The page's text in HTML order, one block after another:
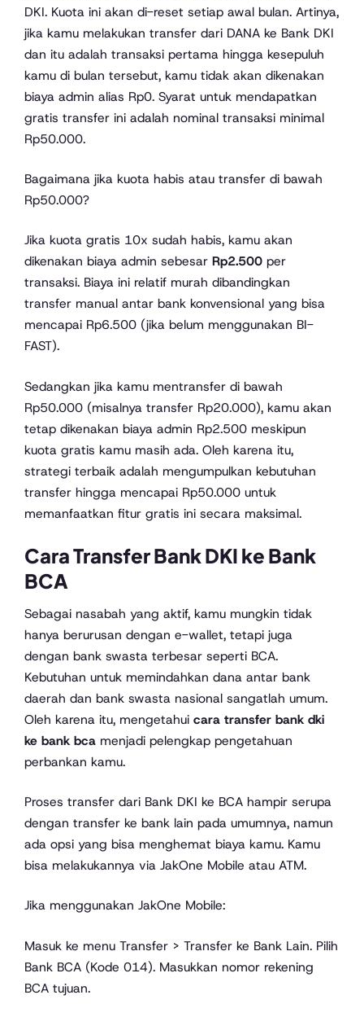
DKI. Kuota ini akan di-reset setiap awal bulan. Artinya,
jika kamu melakukan transfer dari DANA ke Bank DKI
dan itu adalah transaksi pertama hingga kesepuluh
kamu di bulan tersebut, kamu tidak akan dikenakan
biaya admin alias Rp0. Syarat untuk mendapatkan
gratis transfer ini adalah nominal transaksi minimal
Rp50.000.
Bagaimana jika kuota habis atau transfer di bawah
Rp50.000?
Jika kuota gratis 10x sudah habis, kamu akan
dikenakan biaya admin sebesar Rp2.500 per
transaksi. Biaya ini relatif murah dibandingkan
transfer manual antar bank konvensional yang bisa
mencapai Rp6.500 (jika belum menggunakan BI-
FAST).
Sedangkan jika kamu mentransfer di bawah
Rp50.000 (misalnya transfer Rp20.000), kamu akan
tetap dikenakan biaya admin Rp2.500 meskipun
kuota gratis kamu masih ada. Oleh karena itu,
strategi terbaik adalah mengumpulkan kebutuhan
transfer hingga mencapai Rp50.000 untuk
memanfaatkan fitur gratis ini secara maksimal.
Cara Transfer Bank DKI ke Bank
BCA
Sebagai nasabah yang aktif, kamu mungkin tidak
hanya berurusan dengan e-wallet, tetapi juga
dengan bank swasta terbesar seperti BCA.
Kebutuhan untuk memindahkan dana antar bank
daerah dan bank swasta nasional sangatlah umum.
Oleh karena itu, mengetahui cara transfer bank dki
ke bank bca menjadi pelengkap pengetahuan
perbankan kamu.
Proses transfer dari Bank DKI ke BCA hampir serupa
dengan transfer ke bank lain pada umumnya, namun
ada opsi yang bisa menghemat biaya kamu. Kamu
bisa melakukannya via JakOne Mobile atau ATM.
Jika menggunakan JakOne Mobile:
Masuk ke menu Transfer > Transfer ke Bank Lain. Pilih
Bank BCA (Kode 014). Masukkan nomor rekening
BCA tujuan.